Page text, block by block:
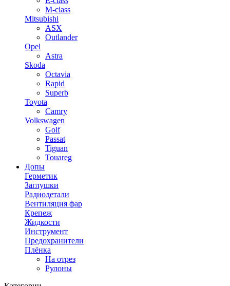
M-class
Mitsubishi
ASX
Outlander
Opel
Astra
Skoda
Octavia
Rapid
Superb
Toyota
Camry
Volkswagen
Golf
Passat
Tiguan
Touareg
Допы
Герметик
Заглушки
Радиодетали
Вентиляция фар
Крепеж
Жидкости
Инструмент
Предохранители
Плёнка
На отрез
Рулоны